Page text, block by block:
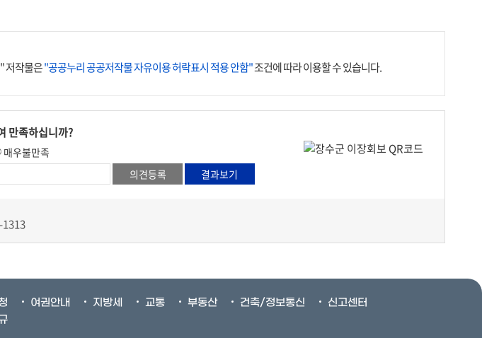
저작물은"공공누리 공공저작물 자유이용 허락표시 적용 안함"조건에 따라 이용할 수 있습니다.
만족하십니까?
매우불만족
여권안내 지방세 교통 부동산 건축/정보통신
신고센터